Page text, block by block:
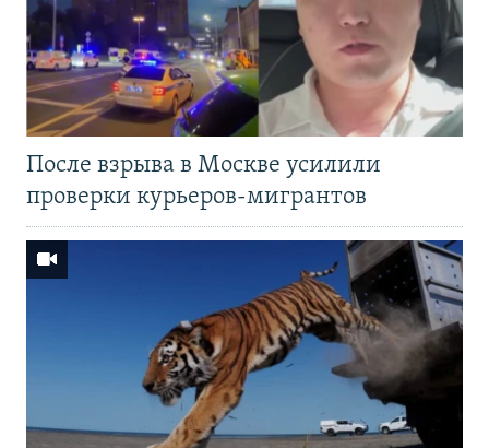
После взрыва в Москве усилили
проверки курьеров-мигрантов